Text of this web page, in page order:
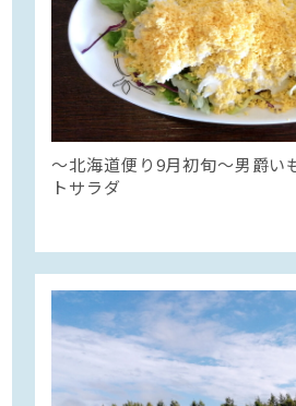
〜北海道便り9月初旬～男爵い
トサラダ